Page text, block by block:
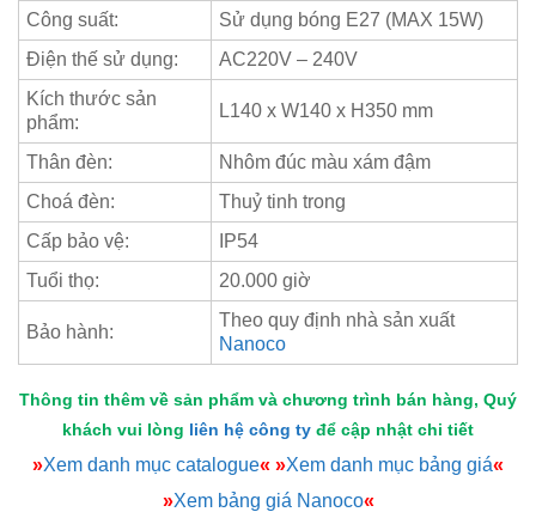
Công suất:
Sử dụng bóng E27 (MAX 15W)
Điện thế sử dụng:
AC220V – 240V
Kích thước sản
phẩm:
L140 x W140 x H350 mm
Thân đèn:
Nhôm đúc màu xám đậm
Choá đèn:
Thuỷ tinh trong
Cấp bảo vệ:
IP54
Tuổi thọ:
20.000 giờ
Bảo hành:
Theo quy định nhà sản xuất
Nanoco
Thông tin thêm về sản phẩm và chương trình bán hàng, Quý
khách vui lòng liên hệ công ty để cập nhật chi tiết
»Xem danh mục catalogue« »Xem danh mục bảng giá«
»Xem bảng giá Nanoco«